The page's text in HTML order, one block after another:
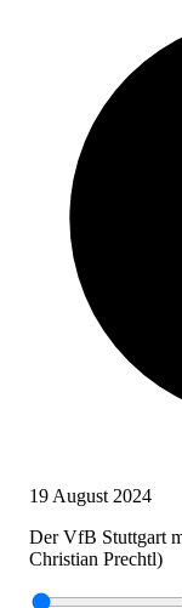
19 August 2024
Der VfB Stuttgart
Christian Prechtl)